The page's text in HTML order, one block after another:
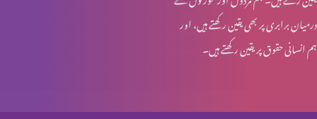
آخری جنگ – کیا تیاری ہو رہی ہے؟
درمیان برابری پر بھی یقین رکھتے ہیں، اور
ہم انسانی حقوق پر یقین رکھتے ہیں۔